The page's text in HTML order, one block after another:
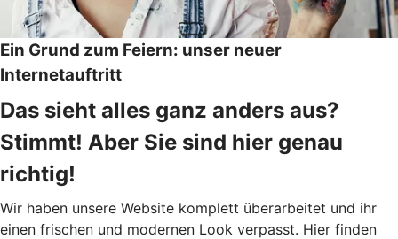
Ein Grund zum Feiern: unser neuer
Internetauftritt
Das sieht alles ganz anders aus?
Stimmt! Aber Sie sind hier genau
richtig!
Wir haben unsere Website komplett überarbeitet und ihr
einen frischen und modernen Look verpasst. Hier finden